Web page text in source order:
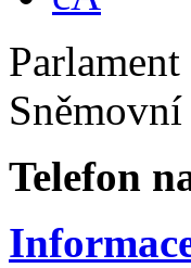
Telefon